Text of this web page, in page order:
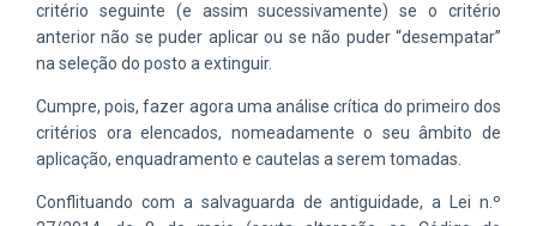
critério seguinte (e assim sucessivamente) se o critério
anterior não se puder aplicar ou se não puder “desempatar”
na seleção do posto a extinguir.
Cumpre, pois, fazer agora uma análise crítica do primeiro dos
critérios ora elencados, nomeadamente o seu âmbito de
aplicação, enquadramento e cautelas a serem tomadas.
Conflituando com a salvaguarda de antiguidade, a Lei n.º